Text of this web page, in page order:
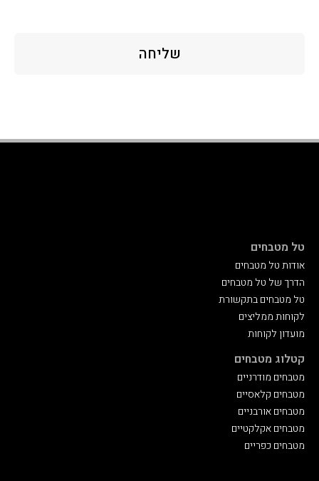
שליחה
טל מטבחים
אודות טל מטבחים
הדרך של טל מטבחים
טל מטבחים בתקשורת
לקוחות ממליצים
מועדון לקוחות
קטלוג מטבחים
מטבחים מודרניים
מטבחים קלאסיים
מטבחים אורבניים
מטבחים אקלקטיים
מטבחים כפריים